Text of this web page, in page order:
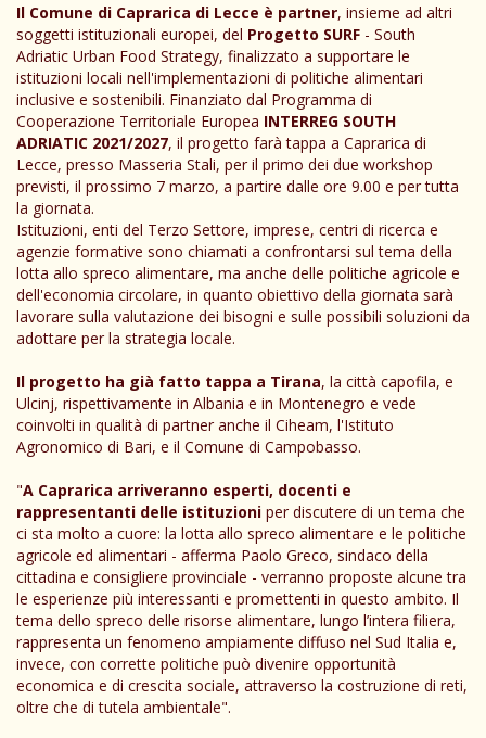
Il Comune di Caprarica di Lecce è partner, insieme ad altri
soggetti istituzionali europei, del Progetto SURF - South
Adriatic Urban Food Strategy, finalizzato a supportare le
istituzioni locali nell'implementazioni di politiche alimentari
inclusive e sostenibili. Finanziato dal Programma di
Cooperazione Territoriale Europea INTERREG SOUTH
ADRIATIC 2021/2027, il progetto farà tappa a Caprarica di
Lecce, presso Masseria Stali, per il primo dei due workshop
previsti, il prossimo 7 marzo, a partire dalle ore 9.00 e per tutta
la giornata.
Istituzioni, enti del Terzo Settore, imprese, centri di ricerca e
agenzie formative sono chiamati a confrontarsi sul tema della
lotta allo spreco alimentare, ma anche delle politiche agricole e
dell'economia circolare, in quanto obiettivo della giornata sarà
lavorare sulla valutazione dei bisogni e sulle possibili soluzioni da
adottare per la strategia locale.
Il progetto ha già fatto tappa a Tirana, la città capofila, e
Ulcinj, rispettivamente in Albania e in Montenegro e vede
coinvolti in qualità di partner anche il Ciheam, l'Istituto
Agronomico di Bari, e il Comune di Campobasso.
"A Caprarica arriveranno esperti, docenti e
rappresentanti delle istituzioni per discutere di un tema che
ci sta molto a cuore: la lotta allo spreco alimentare e le politiche
agricole ed alimentari - afferma Paolo Greco, sindaco della
cittadina e consigliere provinciale - verranno proposte alcune tra
le esperienze più interessanti e promettenti in questo ambito. Il
tema dello spreco delle risorse alimentare, lungo l’intera filiera,
rappresenta un fenomeno ampiamente diffuso nel Sud Italia e,
invece, con corrette politiche può divenire opportunità
economica e di crescita sociale, attraverso la costruzione di reti,
oltre che di tutela ambientale".